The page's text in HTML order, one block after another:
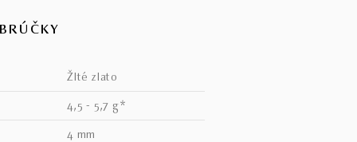
žlté zlato
4,5 - 5,7 g*
4 mm